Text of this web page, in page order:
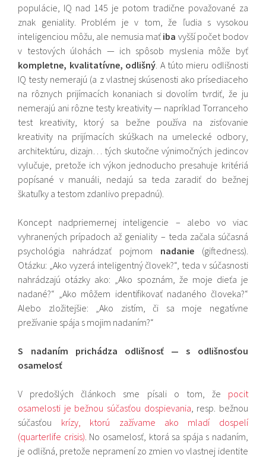
populácie, IQ nad 145 je potom tradične považované za
znak geniality. Problém je v tom, že ľudia s vysokou
inteligenciou môžu, ale nemusia mať iba vyšší počet bodov
v testových úlohách — ich spôsob myslenia môže byť
kompletne, kvalitatívne, odlišný . A túto mieru odlišnosti
IQ testy nemerajú (a z vlastnej skúsenosti ako prísediaceho
na rôznych prijímacích konaniach si dovolím tvrdiť, že ju
nemerajú ani rôzne testy kreativity — napríklad Torranceho
test kreativity, ktorý sa bežne používa na zisťovanie
kreativity na prijímacích skúškach na umelecké odbory,
architektúru, dizajn… tých skutočne výnimočných jedincov
vylučuje, pretože ich výkon jednoducho presahuje kritériá
popísané v manuáli, nedajú sa teda zaradiť do bežnej
škatuľky a testom zdanlivo prepadnú).
Koncept nadpriemernej inteligencie – alebo vo viac
vyhranených prípadoch až geniality – teda začala súčasná
psychológia nahrádzať pojmom nadanie(giftedness).
Otázku: „Ako vyzerá inteligentný človek?“, teda v súčasnosti
nahrádzajú otázky ako: „Ako spoznám, že moje dieťa je
nadané?“ „Ako môžem identifikovať nadaného človeka?“
Alebo zložitejšie: „Ako zistím, či sa moje negatívne
prežívanie spája s mojim nadaním?“
S nadaním prichádza odlišnosť — s odlišnosťou
osamelosť
V predošlých článkoch sme písali o tom, že pocit
osamelosti je bežnou súčasťou dospievania , resp. bežnou
súčasťou krízy, ktorú zažívame ako mladí dospelí
(quarterlife crisis) . No osamelosť, ktorá sa spája s nadaním,
je odlišná, pretože nepramení zo zmien vo vlastnej identite